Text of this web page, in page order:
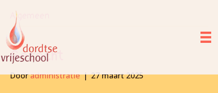
Algemeen
Gezocht
Dooradministratie|27 maart 2025